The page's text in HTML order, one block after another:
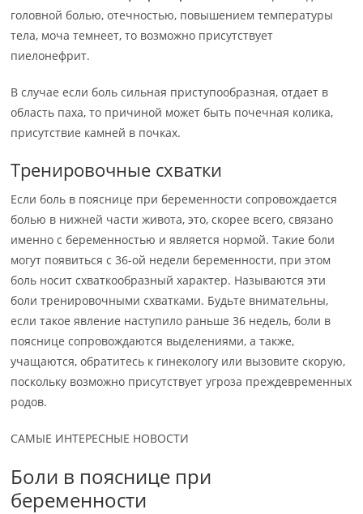
головной болью, отечностью, повышением температуры
тела, моча темнеет, то возможно присутствует
пиелонефрит.
В случае если боль сильная приступообразная, отдает в
область паха, то причиной может быть почечная колика,
присутствие камней в почках.
Тренировочные схватки
Если боль в пояснице при беременности сопровождается
болью в нижней части живота, это, скорее всего, связано
именно с беременностью и является нормой. Такие боли
могут появиться с 36-ой недели беременности, при этом
боль носит схваткообразный характер. Называются эти
боли тренировочными схватками. Будьте внимательны,
если такое явление наступило раньше 36 недель, боли в
пояснице сопровождаются выделениями, а также,
учащаются, обратитесь к гинекологу или вызовите скорую,
поскольку возможно присутствует угроза преждевременных
родов.
САМЫЕ ИНТЕРЕСНЫЕ НОВОСТИ
Боли в пояснице при
беременности